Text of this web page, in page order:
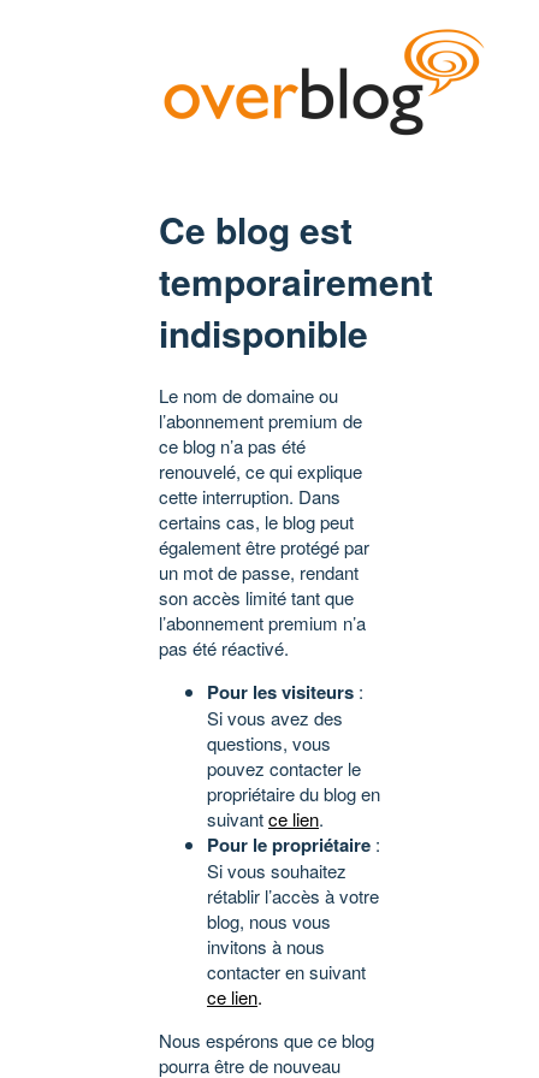
Ce blog est
temporairement
indisponible
Le nom de domaine ou
l’abonnement premium de
ce blog n’a pas été
renouvelé, ce qui explique
cette interruption. Dans
certains cas, le blog peut
également être protégé par
un mot de passe, rendant
son accès limité tant que
l’abonnement premium n’a
pas été réactivé.
Pour les visiteurs :
Si vous avez des
questions, vous
pouvez contacter le
propriétaire du blog en
suivantce lien.
Pour le propriétaire :
Si vous souhaitez
rétablir l’accès à votre
blog, nous vous
invitons à nous
contacter en suivant
ce lien.
Nous espérons que ce blog
pourra être de nouveau